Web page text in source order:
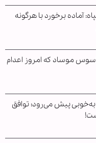
آماده برخورد با هرگونه
موساد که امروز اعدام
به‌خوبی پیش می‌رود؛ توافق